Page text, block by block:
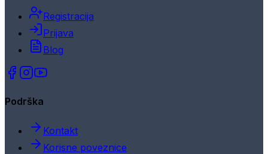
Registracija
Prijava
Blog
Podrška
Kontakt
Korisne poveznice